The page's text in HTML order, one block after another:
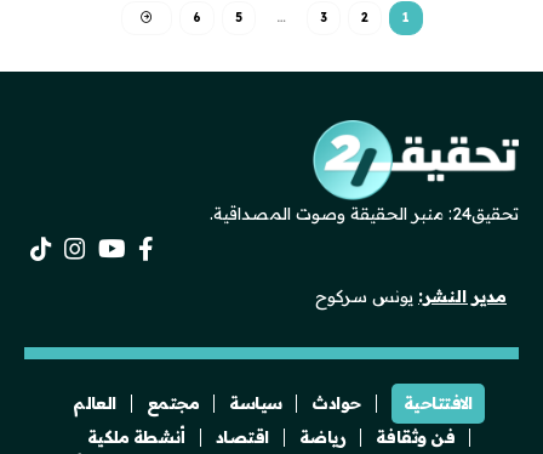
1
2
3
…
5
6
تحقيق24: منبر الحقيقة وصوت المصداقية.
مدير النشر: يونس سركوح
الافتتاحية حوادث سياسة مجتمع
العالم
فن وثقافة
رياضة اقتصاد
أنشطة ملكية